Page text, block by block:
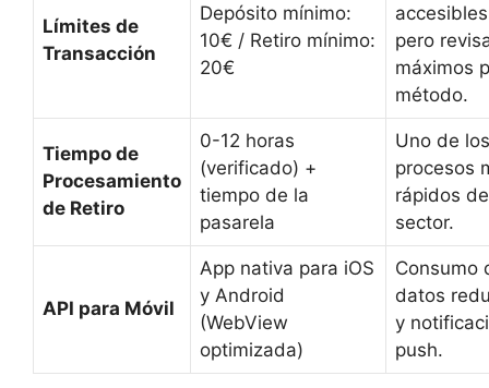
Límites de
Transacción
Depósito mínimo:
10€ / Retiro mínimo:
20€
pero
máximos
método.
Tiempo de
Procesamiento
de Retiro
0-12 horas
(verificado) +
tiempo de la
pasarela
Uno de los
procesos
rápidos
sector.
API para Móvil
App nativa para iOS
y Android
(WebView
optimizada)
Consumo
datos
y
push.